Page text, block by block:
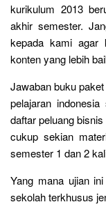
kurikulum 2013
akhir semester.
kepada kami agar
konten yang lebih
Jawaban buku
pelajaran
daftar peluang
cukup sekian
semester 1 dan 2
Yang mana ujian
sekolah terkhusus